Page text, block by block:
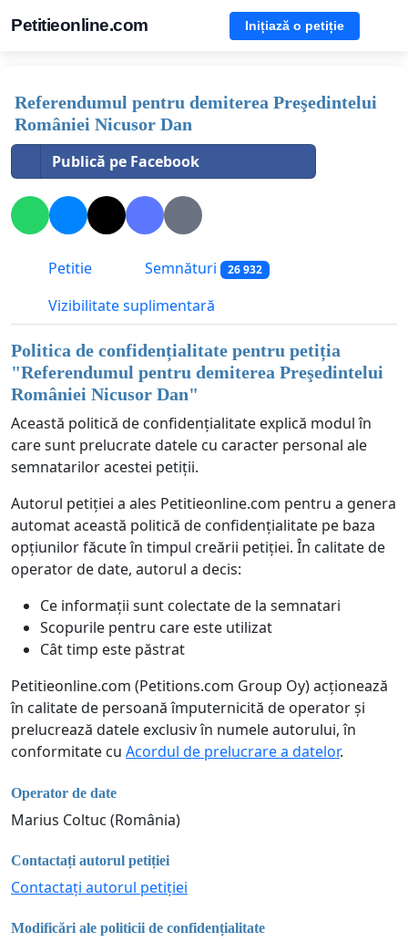
Petitieonline.com Inițiază o petiție
Referendumul pentru demiterea Preşedintelui
României Nicusor Dan
Publică pe Facebook
Petitie Semnături 26 932
Vizibilitate suplimentară
Politica de confidențialitate pentru petiția
"Referendumul pentru demiterea Preşedintelui
României Nicusor Dan"
Această politică de confidențialitate explică modul în
care sunt prelucrate datele cu caracter personal ale
semnatarilor acestei petiții.
Autorul petiției a ales Petitieonline.com pentru a genera
automat această politică de confidențialitate pe baza
opțiunilor făcute în timpul creării petiției. În calitate de
operator de date, autorul a decis:
Ce informații sunt colectate de la semnatari
Scopurile pentru care este utilizat
Cât timp este păstrat
Petitieonline.com (Petitions.com Group Oy) acționează
în calitate de persoană împuternicită de operator și
prelucrează datele exclusiv în numele autorului, în
conformitate cu Acordul de prelucrare a datelor.
Operator de date
Marius Coltuc (România)
Contactați autorul petiției
Contactați autorul petiției
Modificări ale politicii de confidențialitate